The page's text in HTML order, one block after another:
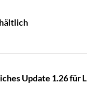
Update 1.26